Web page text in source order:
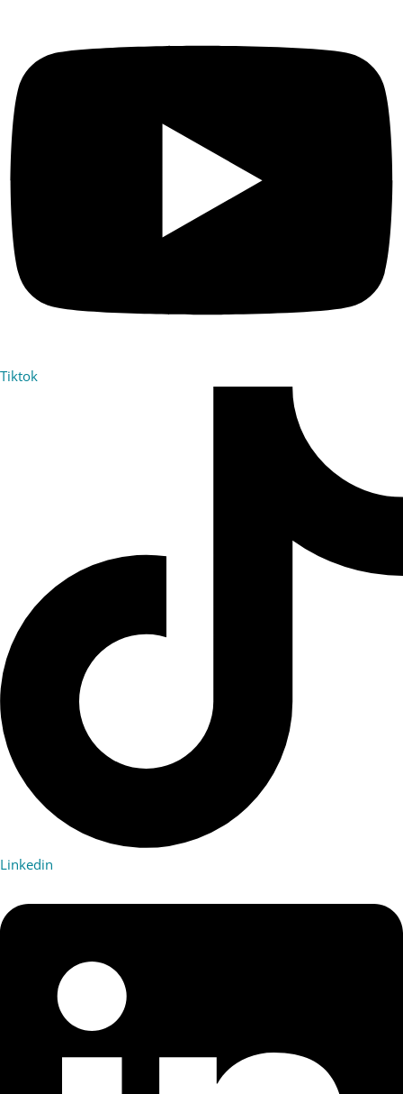
Tiktok
Linkedin